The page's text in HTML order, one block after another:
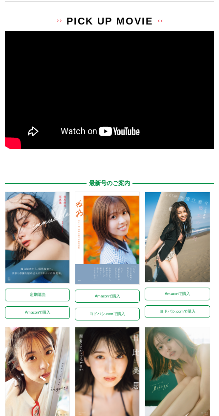
PICK UP MOVIE
最新号のご案内
定期購読
Amazonで購入
Amazonで購入
ヨドバシ.comで購入
Amazonで購入
ヨドバシ.comで購入